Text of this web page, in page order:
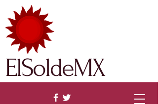
ElSoldeMX